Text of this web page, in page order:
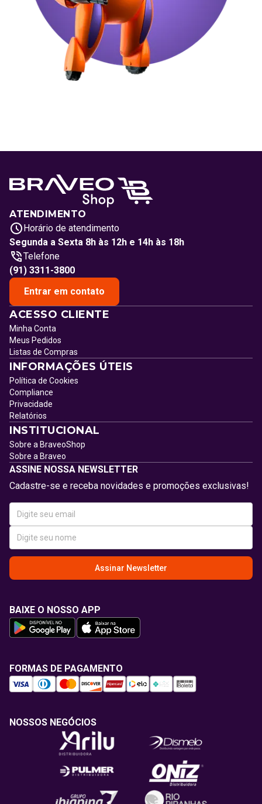
ATENDIMENTO
Horário de atendimento
Segunda a Sexta 8h às 12h e 14h às 18h
Telefone
(91) 3311-3800
Entrar em contato
ACESSO CLIENTE
Minha Conta
Meus Pedidos
Listas de Compras
INFORMAÇÕES ÚTEIS
Política de Cookies
Compliance
Privacidade
Relatórios
INSTITUCIONAL
Sobre a BraveoShop
Sobre a Braveo
ASSINE NOSSA NEWSLETTER
Cadastre-se e receba novidades e promoções exclusivas!
Assinar Newsletter
BAIXE O NOSSO APP
FORMAS DE PAGAMENTO
NOSSOS NEGÓCIOS